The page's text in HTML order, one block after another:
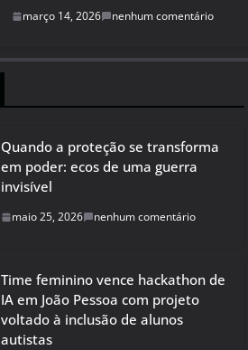
março 14, 2026 nenhum comentário
Quando a proteção se transforma
em poder: ecos de uma guerra
invisível
maio 25, 2026 nenhum comentário
Time feminino vence hackathon de
IA em João Pessoa com projeto
voltado à inclusão de alunos
autistas